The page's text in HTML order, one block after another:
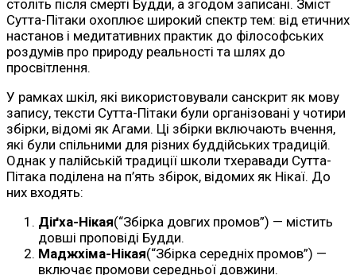
століть після смерті Будди, а згодом записані. Зміст
Сутта-Пітаки охоплює широкий спектр тем: від етичних
настанов і медитативних практик до філософських
роздумів про природу реальності та шлях до
просвітлення.
У рамках шкіл, які використовували санскрит як мову
запису, тексти Сутта-Пітаки були організовані у чотири
збірки, відомі як Агами. Ці збірки включають вчення,
які були спільними для різних буддійських традицій.
Однак у палійській традиції школи тхеравади Сутта-
Пітака поділена на п’ять збірок, відомих як Нікаї. До
них входять:
Діґха-Нікая(“Збірка довгих промов”) — містить
довші проповіді Будди.
Маджхіма-Нікая(“Збірка середніх промов”) —
включає промови середньої довжини.